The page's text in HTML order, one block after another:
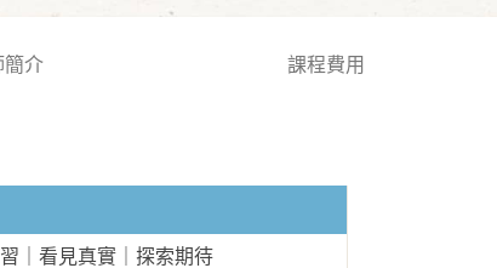
簡介 課程費用
｜看見真實｜探索期待